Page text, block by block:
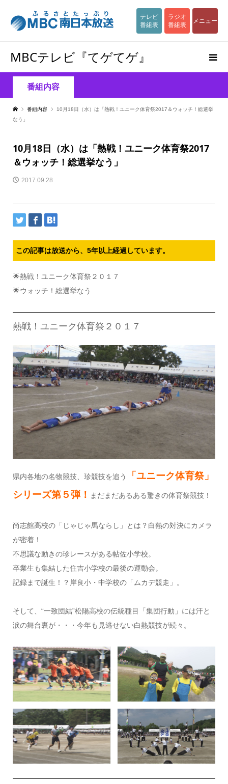
テレビ
番組表
ラジオ
番組表
メニュー
MBCテレビ『てゲてゲ』
番組内容
番組内容
10月18日（水）は「熱戦！ユニーク体育祭2017＆ウォッチ！総選挙
なう」
10月18日（水）は「熱戦！ユニーク体育祭2017
＆ウォッチ！総選挙なう」
2017.09.28
この記事は放送から、5年以上経過しています。
🌟熱戦！ユニーク体育祭２０１７
🌟ウォッチ！総選挙なう
熱戦！ユニーク体育祭２０１７
県内各地の名物競技、珍競技を追う
「ユニーク体育祭」
シリーズ第５弾！
まだまだあるある驚きの体育祭競技！
尚志館高校の「じゃじゃ馬ならし」とは？白熱の対決にカメラ
が密着！
不思議な動きの珍レースがある帖佐小学校。
卒業生も集結した住吉小学校の最後の運動会。
記録まで誕生！？岸良小・中学校の「ムカデ競走」。
そして、“一致団結”松陽高校の伝統種目「集団行動」には汗と
涙の舞台裏が・・・今年も見逃せない白熱競技が続々。